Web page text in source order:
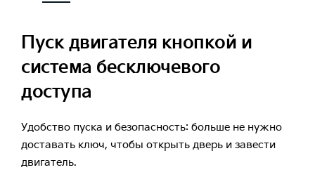
Пуск двигателя кнопкой и
система бесключевого
доступа
Удобство пуска и безопасность: больше не нужно
доставать ключ, чтобы открыть дверь и завести
двигатель.